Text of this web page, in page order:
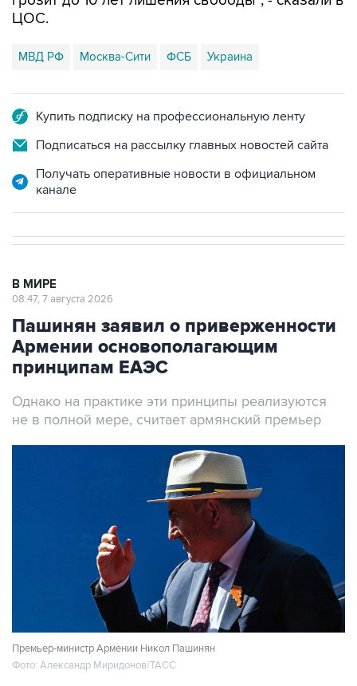
ЦОС.
МВД РФ Москва-Сити ФСБ Украина
Купить подписку на профессиональную ленту
Подписаться на рассылку главных новостей сайта
Получать оперативные новости в официальном
канале
В МИРЕ
08:47, 7 августа 2026
Пашинян заявил о приверженности
Армении основополагающим
принципам ЕАЭС
Однако на практике эти принципы реализуются
не в полной мере, считает армянский премьер
Премьер-министр Армении Никол Пашинян
Фото: Александр Миридонов/ТАСС